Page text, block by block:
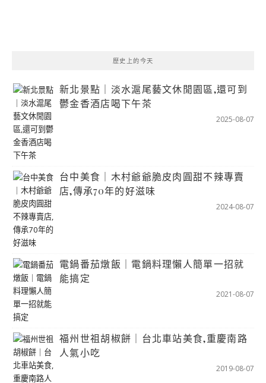
歷史上的今天
新北景點｜淡水滬尾藝文休閒園區,還可到
鬱金香酒店喝下午茶
2025-08-07
台中美食｜木村爺爺脆皮肉圓甜不辣專賣
店,傳承70年的好滋味
2024-08-07
電鍋番茄燉飯｜電鍋料理懶人簡單一招就
能搞定
2021-08-07
福州世祖胡椒餅｜台北車站美食,重慶南路
人氣小吃
2019-08-07